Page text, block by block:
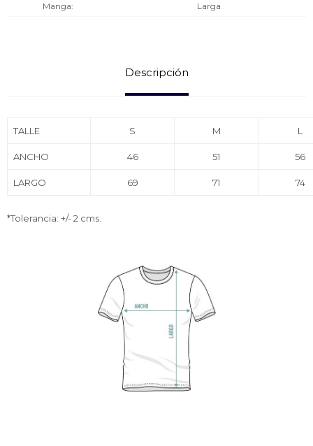
Manga
Larga
Descripción
TALLE S M L
ANCHO 46 51 56
LARGO 69 71 74
*Tolerancia: +/- 2 cms.